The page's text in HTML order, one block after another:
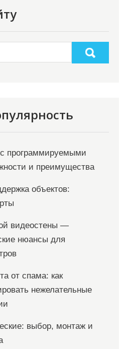
программируемыми
и преимущества
объектов:
видеостены —
нюансы для
от спама: как
нежелательные
выбор, монтаж и